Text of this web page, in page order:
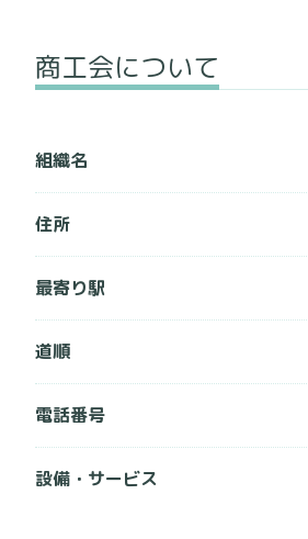
商工会について
組織名
住所
最寄り駅
道順
電話番号
設備・サービス